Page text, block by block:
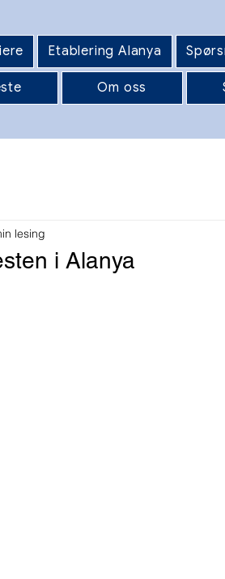
Etablering Alanya
Om oss
i Alanya
lesing